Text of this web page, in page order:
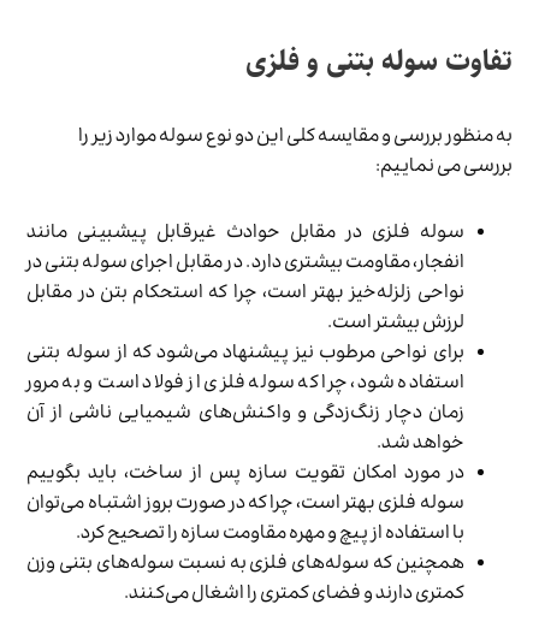
تفاوت سوله بتنی و فلزی
به منظور بررسی و مقایسه کلی این دو نوع سوله موارد زیر را
بررسی می نماییم:
سوله فلزی در مقابل حوادث غیرقابل پیش­بینی مانند
انفجار، مقاومت بیشتری دارد. در مقابل اجرای سوله بتنی در
نواحی زلزله‌­خیز بهتر است، چرا که استحکام بتن در مقابل
لرزش بیش­تر است.
برای نواحی مرطوب نیز پیشنهاد می­‌شود که از سوله بتنی
استفاده شود، چرا که سوله فلزی از فولاد است و به مرور
زمان دچار زنگ­‌زدگی و واکنش‌های شیمیایی ناشی از آن
خواهد شد.
در مورد امکان تقویت سازه پس از ساخت، باید بگوییم
سوله فلزی بهتر است، چرا که در صورت بروز اشتباه می­‌توان
با استفاده از پیچ­ و مهره مقاومت سازه را تصحیح کرد.
همچنین که سوله­‌های فلزی به نسبت سوله‌­های بتنی وزن
کم­تری دارند و فضای کم­تری را اشغال می­‌کنند.